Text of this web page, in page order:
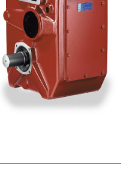
systèmes de contrôle